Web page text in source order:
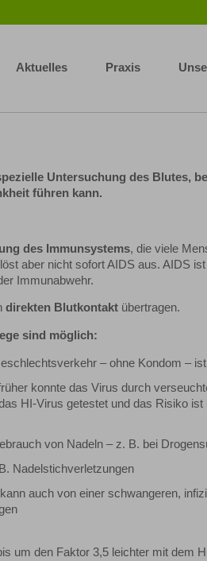
Aktuelles Praxis
Untersuchung des Blutes,
führen kann.
des Immunsystems, die viele
aber nicht sofort AIDS aus. AIDS
Immunabwehr.
direkten Blutkontakt übertragen.
sind möglich:
– ohne Kondom –
konnte das Virus durch
HI-Virus getestet und das Risiko
von Nadeln – z. B. bei
Nadelstichverletzungen
auch von einer schwangeren,
um den Faktor 3,5 leichter mit dem